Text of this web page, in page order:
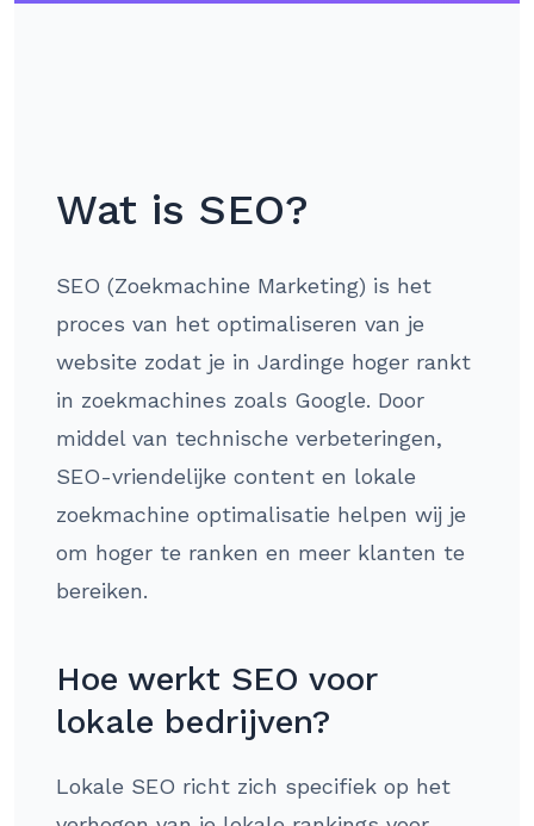
Wat is SEO?
SEO (Zoekmachine Marketing) is het
proces van het optimaliseren van je
website zodat je in Jardinge hoger rankt
in zoekmachines zoals Google. Door
middel van technische verbeteringen,
SEO-vriendelijke content en lokale
zoekmachine optimalisatie helpen wij je
om hoger te ranken en meer klanten te
bereiken.
Hoe werkt SEO voor
lokale bedrijven?
Lokale SEO richt zich specifiek op het